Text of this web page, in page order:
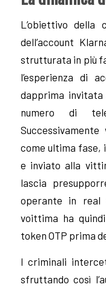
L’obiettivo
dell’account
strutturata in più
l’esperienza di
dapprima
numero di
come ultima fase,
e inviato alla
lascia
operante in real
voittima ha
token OTP prima
I criminali
sfruttando così